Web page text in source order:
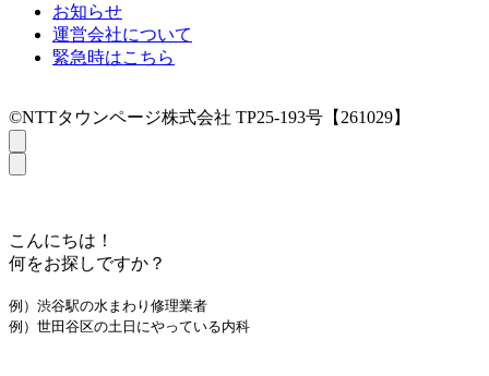
お知らせ
運営会社について
緊急時はこちら
©NTTタウンページ株式会社 TP25-193号【261029】
こんにちは！
何をお探しですか？
例）渋谷駅の水まわり修理業者
例）世田谷区の土日にやっている内科